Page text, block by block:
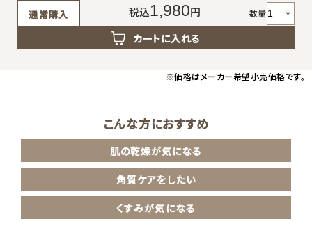
通常購入 税込1,980円 数量
カートに入れる
※価格はメーカー希望小売価格です。
こんな方におすすめ
肌の乾燥が気になる
角質ケアをしたい
くすみが気になる